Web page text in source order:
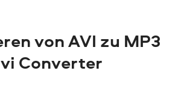
von AVI zu MP3
Converter